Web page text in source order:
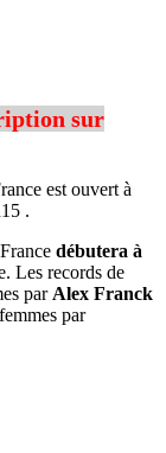
sur
est ouvert à
.
débutera à
Les records de
par Alex Franck
par